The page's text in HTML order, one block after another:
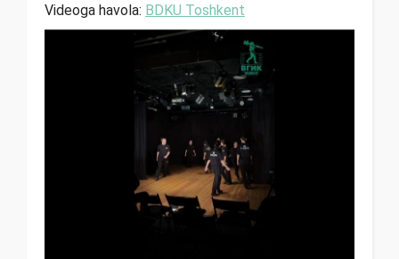
Videoga havola: BDKU Toshkent